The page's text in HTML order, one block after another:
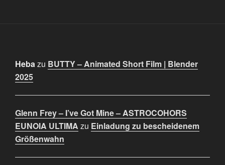
Hebazu BUTTY – Animated Short Film | Blender
2025
Glenn Frey – I’ve Got Mine – ASTROCOHORS
EUNOIA ULTIMA zu Einladung zu bescheidenem
Größenwahn